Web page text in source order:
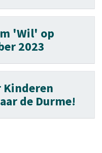
'Wil' op
2023
Kinderen
de Durme!